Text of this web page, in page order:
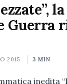
Guerra
2015 3 MIN
inedita